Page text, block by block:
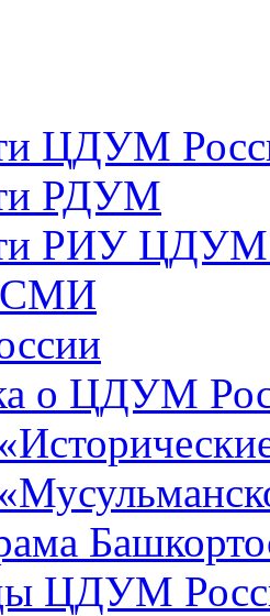
ЦДУМ
РДУМ
РИУ ЦДУМ
СМИ
о ЦДУМ
ЦДУМ